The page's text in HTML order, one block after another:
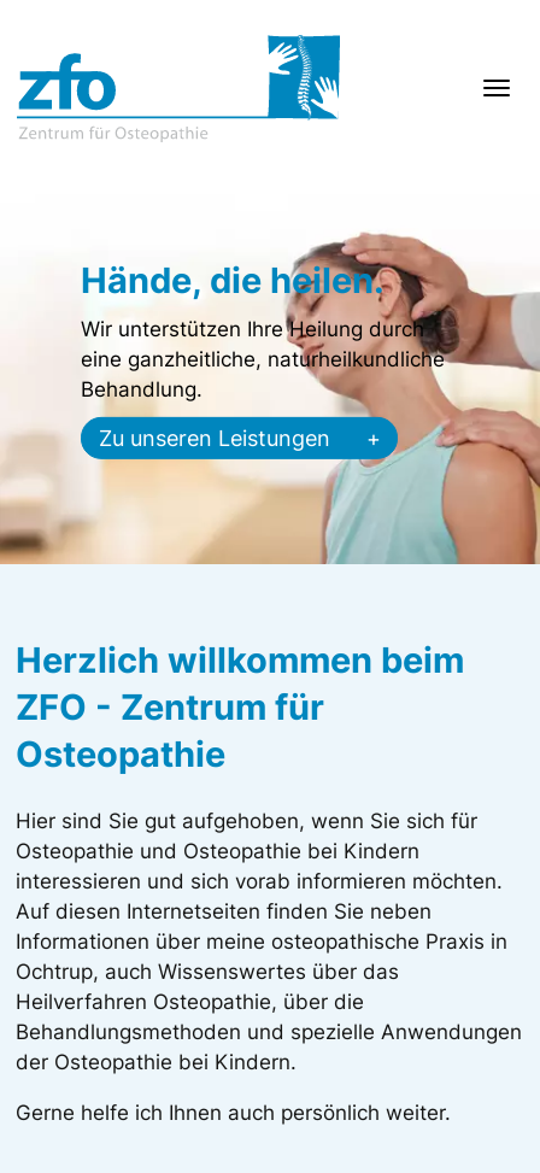
Hände, die heilen.
Wir unterstützen Ihre Heilung durch
eine ganzheitliche, naturheilkundliche
Behandlung.
Zu unseren Leistungen
Herzlich willkommen beim
ZFO - Zentrum für
Osteopathie
Hier sind Sie gut aufgehoben, wenn Sie sich für
Osteopathie und Osteopathie bei Kindern
interessieren und sich vorab informieren möchten.
Auf diesen Internetseiten finden Sie neben
Informationen über meine osteopathische Praxis in
Ochtrup, auch Wissenswertes über das
Heilverfahren Osteopathie, über die
Behandlungsmethoden und spezielle Anwendungen
der Osteopathie bei Kindern.
Gerne helfe ich Ihnen auch persönlich weiter.